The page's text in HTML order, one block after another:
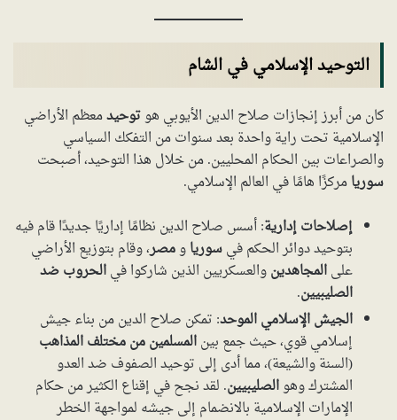
التوحيد الإسلامي في الشام
كان من أبرز إنجازات صلاح الدين الأيوبي هوتوحيدمعظم الأراضي
الإسلامية تحت راية واحدة بعد سنوات من التفكك السياسي
والصراعات بين الحكام المحليين. من خلال هذا التوحيد، أصبحت
سوريامركزًا هامًا في العالم الإسلامي.
إصلاحات إدارية: أسس صلاح الدين نظامًا إداريًا جديدًا قام فيه
بتوحيد دوائر الحكم فيسورياومصر، وقام بتوزيع الأراضي
علىالمجاهدينوالعسكريين الذين شاركوا فيالحروب ضد
الصليبيين.
الجيش الإسلامي الموحد: تمكن صلاح الدين من بناء جيش
إسلامي قوي، حيث جمع بينالمسلمين من مختلف المذاهب
(السنة والشيعة)، مما أدى إلى توحيد الصفوف ضد العدو
المشترك وهوالصليبيين. لقد نجح في إقناع الكثير من حكام
الإمارات الإسلامية بالانضمام إلى جيشه لمواجهة الخطر